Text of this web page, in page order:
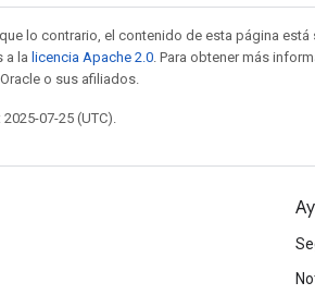
lo contrario, el contenido de esta página está
a la licencia Apache 2.0 . Para obtener más
o sus afiliados.
07-25 (UTC).